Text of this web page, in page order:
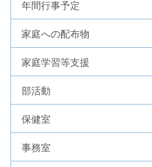
年間行事予定
家庭への配布物
家庭学習等支援
部活動
保健室
事務室